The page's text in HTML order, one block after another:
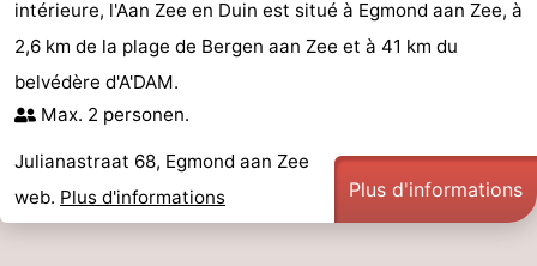
mini-
golf
villes
Sports
-
Piscines
-
intérieure, l'Aan Zee en Duin est situé à Egmond aan Zee, à
2,6 km de la plage de Bergen aan Zee et à 41 km du
belvédère d'A'DAM.
Max. 2 personen.
Julianastraat 68, Egmond aan Zee
web. Plus d'informations Plus d'informations